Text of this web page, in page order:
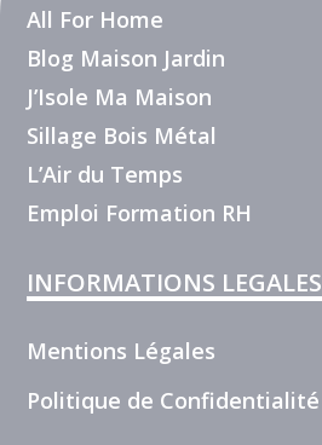
All For Home
Blog Maison Jardin
J’Isole Ma Maison
Sillage Bois Métal
L’Air du Temps
Emploi Formation RH
INFORMATIONS LEGALES
Mentions Légales
Politique de Confidentialité